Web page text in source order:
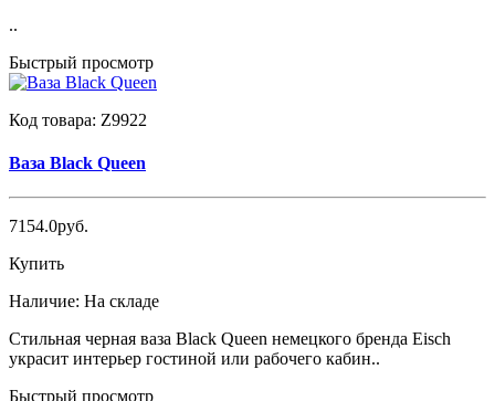
..
Быстрый просмотр
Код товара: Z9922
Ваза Black Queen
7154.0руб.
Купить
Наличие: На складе
Стильная черная ваза Black Queen немецкого бренда Eisch
украсит интерьер гостиной или рабочего кабин..
Быстрый просмотр